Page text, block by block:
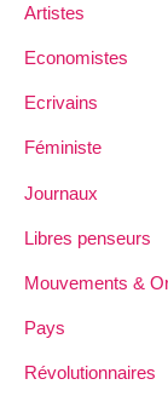
Artistes
Economistes
Ecrivains
Féministe
Journaux
Libres penseurs
Mouvements &
Pays
Révolutionnaires